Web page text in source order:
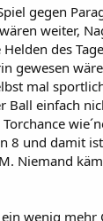
gegen
weiter,
des
gewesen
mal
Ball einfach
8 und damit
Niemand
wenig mehr